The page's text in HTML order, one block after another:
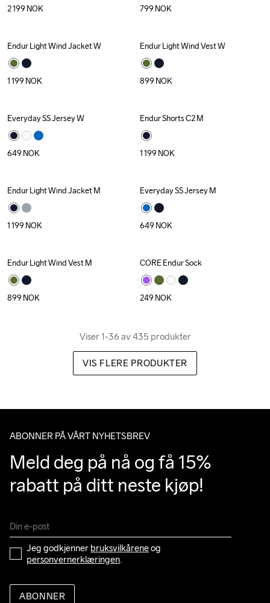
2 199 NOK 799 NOK
Endur Light Wind Jacket W
1 199 NOK
Endur Light Wind Vest W
899 NOK
Everyday SS Jersey W
649 NOK
Endur Shorts C2 M
1 199 NOK
Endur Light Wind Jacket M
1 199 NOK
Everyday SS Jersey M
649 NOK
Endur Light Wind Vest M
899 NOK
CORE Endur Sock
249 NOK
Viser 1-36 av 435 produkter
VIS FLERE PRODUKTER
ABONNER PÅ VÅRT NYHETSBREV
Meld deg på nå og få 15%
rabatt på ditt neste kjøp!
Jeg godkjenner bruksvilkårene
personvernerklæringen.
ABONNER